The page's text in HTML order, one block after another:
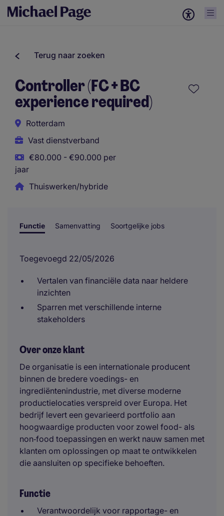
Terug naar zoeken
Controller (FC + BC
experience required)
Rotterdam
Vast dienstverband
€80.000 - €90.000 per
jaar
Thuiswerken/hybride
Functie Samenvatting Soortgelijke jobs
Toegevoegd 22/05/2026
Vertalen van financiële data naar heldere
inzichten
Sparren met verschillende interne
stakeholders
Over onze klant
De organisatie is een internationale producent
binnen de bredere voedings- en
ingrediëntenindustrie, met diverse moderne
productielocaties verspreid over Europa. Het
bedrijf levert een gevarieerd portfolio aan
hoogwaardige producten voor zowel food- als
non‑food toepassingen en werkt nauw samen met
klanten om oplossingen op maat te ontwikkelen
die aansluiten op specifieke behoeften.
Functie
Verantwoordelijk voor rapportage- en